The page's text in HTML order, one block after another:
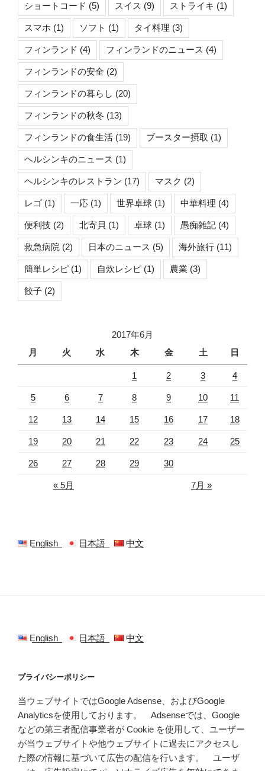
ショートコード (5) スイス (9) ストライキ (1)
スマホ (1) ソフト (1) タイ料理 (3)
フィンランド (4) フィンランドのニュース (4)
フィンランドの安全 (2)
フィンランドの暮らし (20)
フィンランドの秋冬 (13)
フィンランドの食生活 (19) ブースター摂取 (1)
ヘルシンキのニュース (1)
ヘルシンキのレストラン (17) マスク (2)
レゴ (1) 一応 (1) 世界卓球 (1) 中華料理 (4)
便利技 (2) 北寄貝 (1) 卓球 (1) 愚痴雑記 (4)
救急病院 (2) 日本のニュース (5) 海外旅行 (11)
簡単レシピ (1) 自炊レシピ (1) 農業 (3)
餃子 (2)
2017年6月
月
火 水 木 金 土 日
1 2 3 4
5 6 7 8 9 10 11
12 13 14 15 16 17 18
19 20 21 22 23 24 25
26 27 28 29 30
« 5月 7月 »
English 日本語 中文
English 日本語 中文
プライバシーポリシー
当ウェブサイトではGoogle Adsense、およびGoogle
Analyticsを使用しております。 Adsenseでは、Google
などの第三者配信事業者が Cookie を使用して、ユーザー
が当ウェブサイトや他ウェブサイトに過去にアクセスし
た際の情報に基づいて広告の配信を行います。 ユーザ